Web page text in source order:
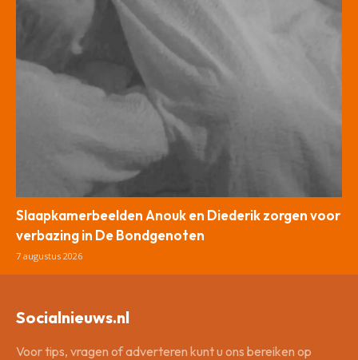
Slaapkamerbeelden Anouk en Diederik zorgen voor
verbazing in De Bondgenoten
7 augustus 2026
Socialnieuws.nl
Voor tips, vragen of adverteren kunt u ons bereiken op